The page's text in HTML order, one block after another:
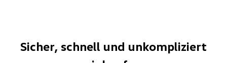
Sicher, schnell und unkompliziert